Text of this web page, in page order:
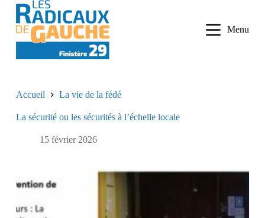
n
Menu
Accueil La vie de la fédé
La sécurité ou les sécurités à l’échelle locale
15 février 2026